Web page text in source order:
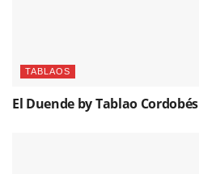
TABLAOS
El Duende by Tablao Cordobés